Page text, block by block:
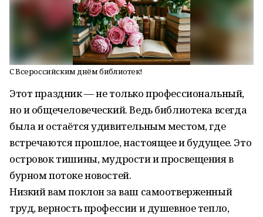
С Всероссийским днём библиотек!
Этот праздник — не только профессиональный,
но и общечеловеческий. Ведь библиотека всегда
была и остаётся удивительным местом, где
встречаются прошлое, настоящее и будущее. Это
островок тишины, мудрости и просвещения в
бурном потоке новостей.
Низкий вам поклон за ваш самоотверженный
труд, верность профессии и душевное тепло,